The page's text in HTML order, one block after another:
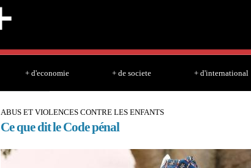
+ d'economie + de societe + d'international
ABUS ET VIOLENCES CONTRE LES ENFANTS
Ce que dit le Code pénal